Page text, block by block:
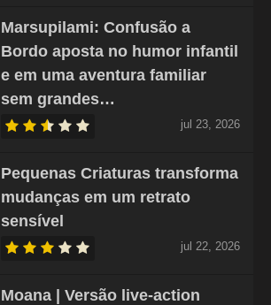
Marsupilami: Confusão a
Bordo aposta no humor infantil
e em uma aventura familiar
sem grandes…
jul 23, 2026
Pequenas Criaturas transforma
mudanças em um retrato
sensível
jul 22, 2026
Moana | Versão live-action